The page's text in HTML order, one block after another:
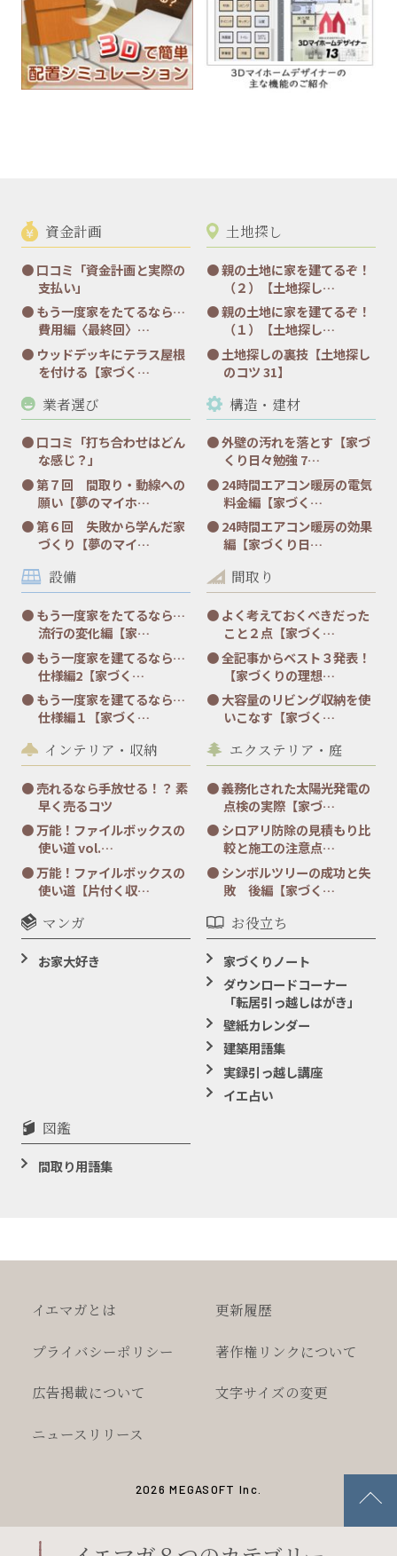
資金計画
口コミ「資金計画と実際の
支払い」
もう一度家をたてるなら…
費用編〈最終回〉…
ウッドデッキにテラス屋根
を付ける【家づく…
土地探し
親の土地に家を建てるぞ！
（２）【土地探し…
親の土地に家を建てるぞ！
（１）【土地探し…
土地探しの裏技【土地探し
のコツ 31】
業者選び
口コミ「打ち合わせはどん
な感じ？」
第７回 間取り・動線への
願い【夢のマイホ…
第６回 失敗から学んだ家
づくり【夢のマイ…
構造・建材
外壁の汚れを落とす【家づ
くり日々勉強 7…
24時間エアコン暖房の電気
料金編【家づく…
24時間エアコン暖房の効果
編【家づくり日…
設備
もう一度家をたてるなら…
流行の変化編【家…
もう一度家を建てるなら…
仕様編2【家づく…
もう一度家を建てるなら…
仕様編１【家づく…
間取り
よく考えておくべきだった
こと２点【家づく…
全記事からベスト３発表！
【家づくりの理想…
大容量のリビング収納を使
いこなす【家づく…
インテリア・収納
売れるなら手放せる！？ 素
早く売るコツ
万能！ファイルボックスの
使い道 vol.…
万能！ファイルボックスの
使い道【片付く収…
エクステリア・庭
義務化された太陽光発電の
点検の実際【家づ…
シロアリ防除の見積もり比
較と施工の注意点…
シンボルツリーの成功と失
敗 後編【家づく…
マンガ
お家大好き
お役立ち
家づくりノート
ダウンロードコーナー
「転居引っ越しはがき」
壁紙カレンダー
建築用語集
実録引っ越し講座
イエ占い
図鑑
間取り用語集
イエマガとは 更新履歴
プライバシーポリシー 著作権 リンクについて
広告掲載について 文字サイズの変更
ニュースリリース
2026 MEGASOFT Inc.